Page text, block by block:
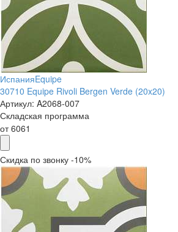
ИспанияEquipe
30710 Equipe Rivoli Bergen Verde (20x20)
Артикул: A2068-007
Складская программа
от6061
Скидка по звонку -10%